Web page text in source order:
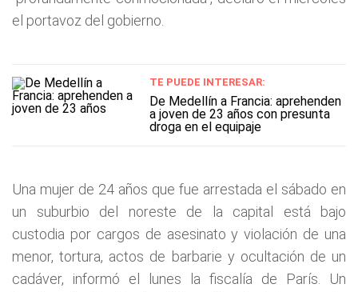
el portavoz del gobierno.
TE PUEDE INTERESAR:
De Medellín a Francia: aprehenden
a joven de 23 años con presunta
droga en el equipaje
Una mujer de 24 años que fue arrestada el sábado en
un suburbio del noreste de la capital está bajo
custodia por cargos de asesinato y violación de una
menor, tortura, actos de barbarie y ocultación de un
cadáver, informó el lunes la fiscalía de París. Un